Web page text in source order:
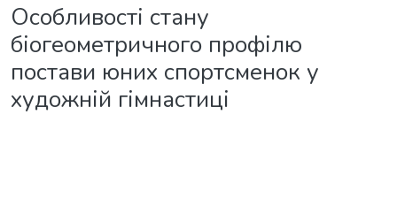
Особливості стану
біогеометричного профілю
постави юних спортсменок у
художній гімнастиці